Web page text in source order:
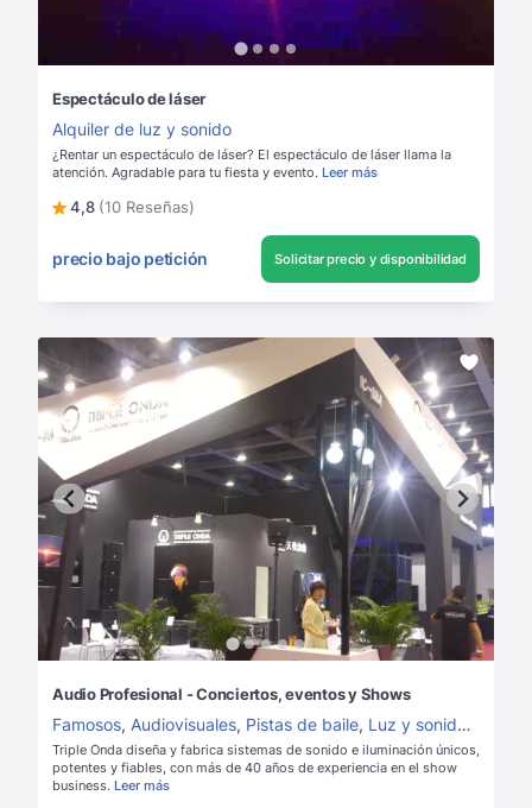
Espectáculo de láser
Alquiler de luz y sonido
¿Rentar un espectáculo de láser? El espectáculo de láser llama la
atención. Agradable para tu fiesta y evento. Leer más
4,8 (10 Reseñas)
precio bajo petición Solicitar precio y disponibilidad
Audio Profesional - Conciertos, eventos y Shows
Famosos, Audiovisuales, Pistas de baile, Luz y sonido ,
Triple Onda diseña y fabrica sistemas de sonido e iluminación únicos,
potentes y fiables, con más de 40 años de experiencia en el show
business. Leer más